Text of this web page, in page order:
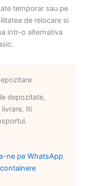
temporar sau pe
de relocare si
intr-o alternativa
depozitate,
Iti
ne pe WhatsApp